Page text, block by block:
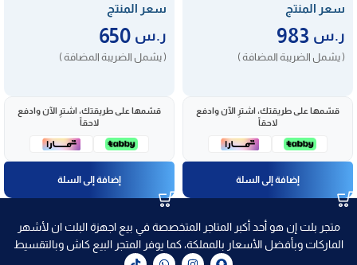
سعر المنتج
ر.س
( يشمل الضريبة المضافة )
قسّمها على طريقتك، اشترِ الآن وادفع
لاحقاً
إضافة إلى السلة
سعر المنتج
ر.س
( يشمل الضريبة المضافة )
قسّمها على طريقتك، اشترِ الآن وادفع
لاحقاً
إضافة إلى السلة
متجر بلت إن هو أحد أكبر المتاجر المتخصصة في بيع اجهزة البلت ان لأشهر
الماركات وبأفضل الأسعار بالمملكة، كما يوفر المتجر البيع كاش وبالتقسيط